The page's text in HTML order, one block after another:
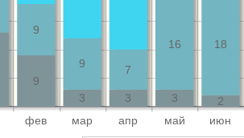
фев мар апр май июн
2
3
3
3
9
18
16
7
9
9